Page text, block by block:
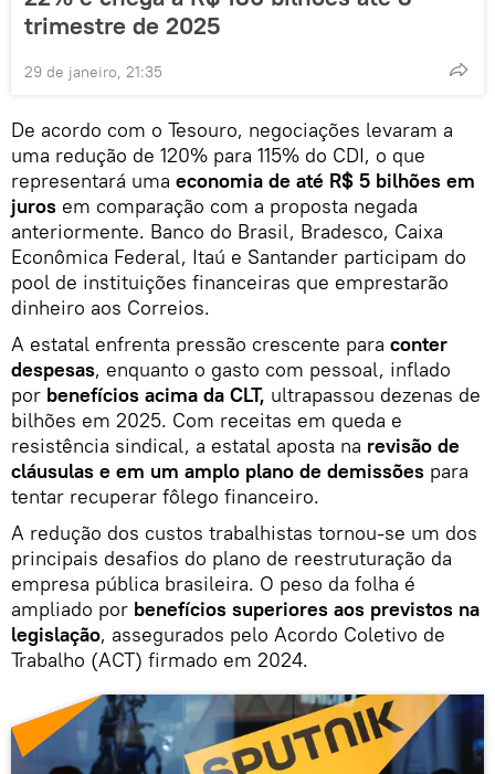
trimestre de 2025
29 de janeiro, 21:35
De acordo com o Tesouro, negociações levaram a
uma redução de 120% para 115% do CDI, o que
representará uma economia de até R$ 5 bilhões em
juros em comparação com a proposta negada
anteriormente. Banco do Brasil, Bradesco, Caixa
Econômica Federal, Itaú e Santander participam do
pool de instituições financeiras que emprestarão
dinheiro aos Correios.
A estatal enfrenta pressão crescente para conter
despesas, enquanto o gasto com pessoal, inflado
por benefícios acima da CLT, ultrapassou dezenas de
bilhões em 2025. Com receitas em queda e
resistência sindical, a estatal aposta na revisão de
cláusulas e em um amplo plano de demissões para
tentar recuperar fôlego financeiro.
A redução dos custos trabalhistas tornou-se um dos
principais desafios do plano de reestruturação da
empresa pública brasileira. O peso da folha é
ampliado por benefícios superiores aos previstos na
legislação, assegurados pelo Acordo Coletivo de
Trabalho (ACT) firmado em 2024.